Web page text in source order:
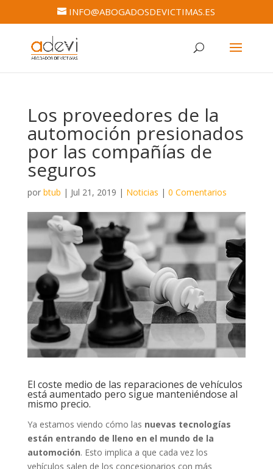
INFO@ABOGADOSDEVICTIMAS.ES
Los proveedores de la
automoción presionados
por las compañías de
seguros
por btub | Jul 21, 2019 | Noticias | 0 Comentarios
El coste medio de las reparaciones de vehículos
está aumentado pero sigue manteniéndose al
mismo precio.
Ya estamos viendo cómo las nuevas tecnologías
están entrando de lleno en el mundo de la
automoción. Esto implica a que cada vez los
vehículos salen de los concesionarios con más